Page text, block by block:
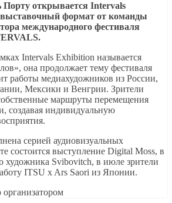
Порту открывается Intervals
формат от команды
международного фестиваля
Intervals Exhibition называется
она продолжает тему фестиваля
работы медиахудожников из России,
Мексики и Венгрии. Зрители
маршруты перемещения
создавая индивидуальную
серией аудиовизуальных
состоится выступление Digital Moss, в
художника Svibovitch, в июле зрители
ITSU x Ars Saori из Японии.